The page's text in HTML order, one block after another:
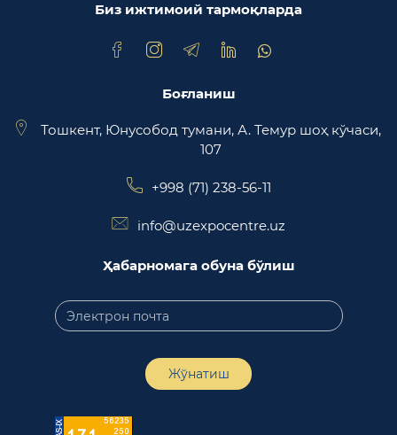
Trade Uzbekistan миллий экспортбоп савдо
Биз ижтимоий тармоқларда
Боғланиш
Тошкент, Юнусобод тумани, А. Темур шоҳ кўчаси,
107
+998 (71) 238-56-11
info@uzexpocentre.uz
Ҳабарномага обуна бўлиш
Жўнатиш